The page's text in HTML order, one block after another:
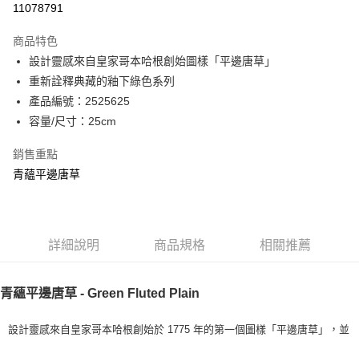
11078791
商品特色
設計靈感來自皇家哥本哈根創始圖樣「平邊唐草」
重新詮釋典藏的釉下綠色系列
產品編號：2525625
容量/尺寸：25cm
銷售重點
青蘊平邊唐草
詳細說明 商品規格 相關推薦
青蘊平邊唐草 - Green Fluted Plain
設計靈感來自皇家哥本哈根創始於 1775 年的第一個圖樣「平邊唐草」，並